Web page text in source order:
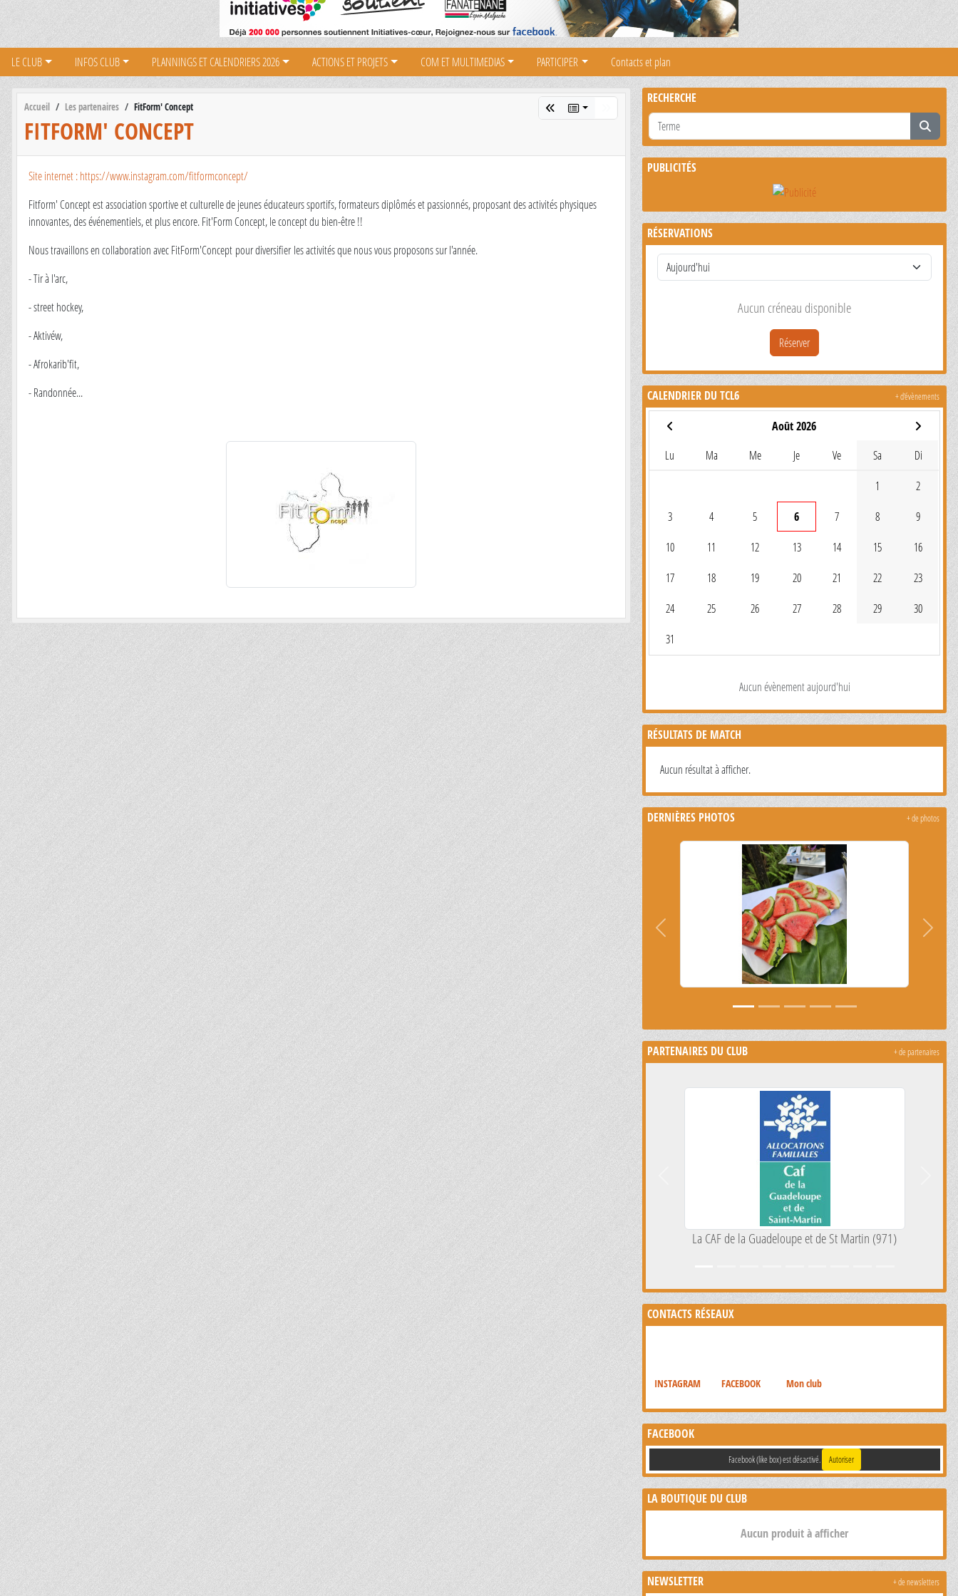
LE CLUB INFOS CLUB PLANNINGS ET CALENDRIERS 2026 ACTIONS ET PROJETS COM ET MULTIMEDIAS PARTICIPER Contacts et plan
Accueil Les partenaires FitForm' Concept
FITFORM' CONCEPT
Site internet : https://www.instagram.com/fitformconcept/
Fitform' Concept est association sportive et culturelle de jeunes éducateurs sportifs, formateurs diplômés et passionnés, proposant des activités physiques
innovantes, des événementiels, et plus encore. Fit'Form Concept, le concept du bien-être !!
Nous travaillons en collaboration avec FitForm'Concept pour diversifier les activités que nous vous proposons sur l'année.
- Tir à l'arc,
- street hockey,
- Aktivéw,
- Afrokarib'fit,
- Randonnée...
RECHERCHE
PUBLICITÉS
RÉSERVATIONS
Aucun créneau disponible
Réserver
CALENDRIER DU TCL6
Août 2026
Lu Ma Me Je Ve Sa Di
1 2
3 4 5 6 7 8 9
10 11 12 13 14 15 16
17 18 19 20 21 22 23
24 25 26 27 28 29 30
31
Aucun évènement aujourd'hui
+ d'évènements
RÉSULTATS DE MATCH
Aucun résultat à afficher.
DERNIÈRES PHOTOS
Précedent Suivant
+ de photos
PARTENAIRES DU CLUB
La CAF de la Guadeloupe et de St Martin (971) Cap excellence
+ de partenaires
CONTACTS RÉSEAUX
INSTAGRAM FACEBOOK Mon club
FACEBOOK
Facebook (like box) est désactivé. Autoriser
LA BOUTIQUE DU CLUB
Aucun produit à afficher
NEWSLETTER + de newsletters